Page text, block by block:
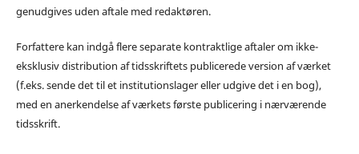
genudgives uden aftale med redaktøren.
Forfattere kan indgå flere separate kontraktlige aftaler om ikke-
eksklusiv distribution af tidsskriftets publicerede version af værket
(f.eks. sende det til et institutionslager eller udgive det i en bog),
med en anerkendelse af værkets første publicering i nærværende
tidsskrift.